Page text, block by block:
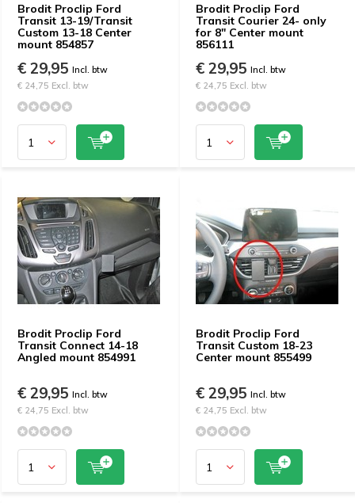
Brodit Proclip Ford
Transit 13-19/Transit
Custom 13-18 Center
mount 854857
€ 29,95 Incl. btw
€ 24,75 Excl. btw
Brodit Proclip Ford
Transit Courier 24- only
for 8" Center mount
856111
€ 29,95 Incl. btw
€ 24,75 Excl. btw
Brodit Proclip Ford
Transit Connect 14-18
Angled mount 854991
€ 29,95 Incl. btw
€ 24,75 Excl. btw
Brodit Proclip Ford
Transit Custom 18-23
Center mount 855499
€ 29,95 Incl. btw
€ 24,75 Excl. btw